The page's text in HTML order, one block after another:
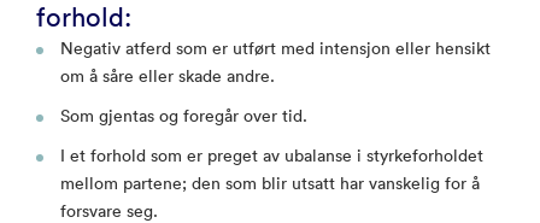
forhold:
Negativ atferd som er utført med intensjon eller hensikt
om å såre eller skade andre.
Som gjentas og foregår over tid.
I et forhold som er preget av ubalanse i styrkeforholdet
mellom partene; den som blir utsatt har vanskelig for å
forsvare seg.